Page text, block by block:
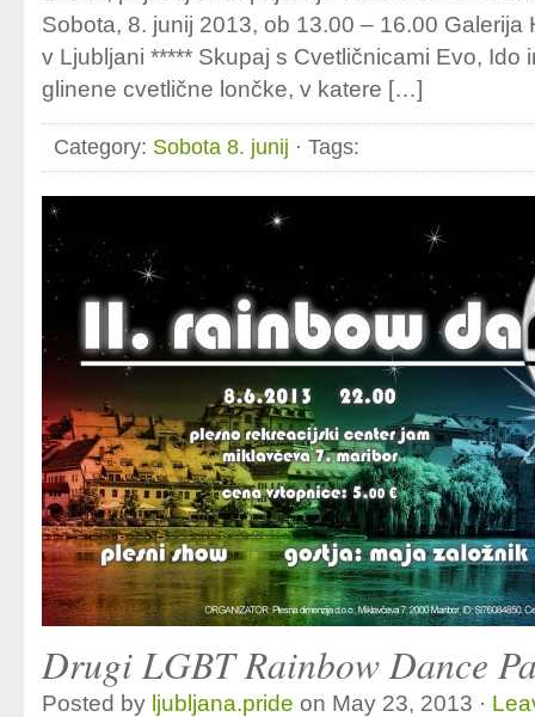
Sobota, 8. junij 2013, ob 13.00 – 16.00 Galerija
v Ljubljani ***** Skupaj s Cvetličnicami Evo, Ido
glinene cvetlične lončke, v katere […]
Category: Sobota 8. junij · Tags:
Drugi LGBT Rainbow Dance
Posted by ljubljana.pride on May 23, 2013 ·